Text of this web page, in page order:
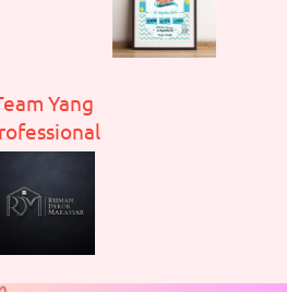
Yang